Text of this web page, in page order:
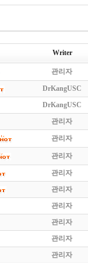
Writer
관리자
DrKangUSC
DrKangUSC
관리자
관리자
관리자
관리자
관리자
관리자
관리자
관리자
관리자